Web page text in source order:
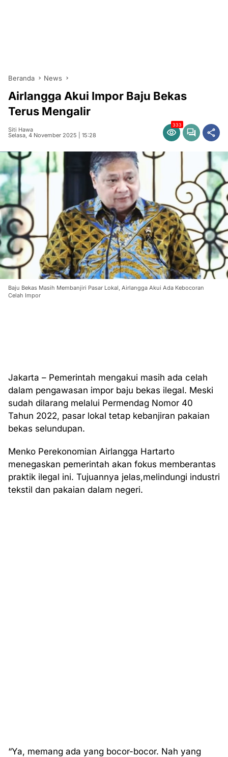
Beranda News
Airlangga Akui Impor Baju Bekas
Terus Mengalir
Siti Hawa
Selasa, 4 November 2025 | 15:28
333
Baju Bekas Masih Membanjiri Pasar Lokal, Airlangga Akui Ada Kebocoran
Celah Impor
Jakarta – Pemerintah mengakui masih ada celah
dalam pengawasan impor baju bekas ilegal. Meski
sudah dilarang melalui Permendag Nomor 40
Tahun 2022, pasar lokal tetap kebanjiran pakaian
bekas selundupan.
Menko Perekonomian Airlangga Hartarto
menegaskan pemerintah akan fokus memberantas
praktik ilegal ini. Tujuannya jelas,melindungi industri
tekstil dan pakaian dalam negeri.
“Ya, memang ada yang bocor-bocor. Nah yang